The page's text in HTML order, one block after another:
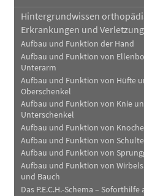
Blutuntersuchungen
Anmessen
Blut, Krebs und Infektionen
Haut, Haare und Nägel
Psychische Erkrankungen
Hintergrundwissen
Erkrankungen und
Aufbau und Funktion der Hand
Aufbau und Funktion von
Unterarm
Aufbau und Funktion von Hüfte
Oberschenkel
Aufbau und Funktion von Knie
Unterschenkel
Aufbau und Funktion von
Aufbau und Funktion von
Aufbau und Funktion von
Aufbau und Funktion von
und Bauch
Das P.E.C.H.-Schema –